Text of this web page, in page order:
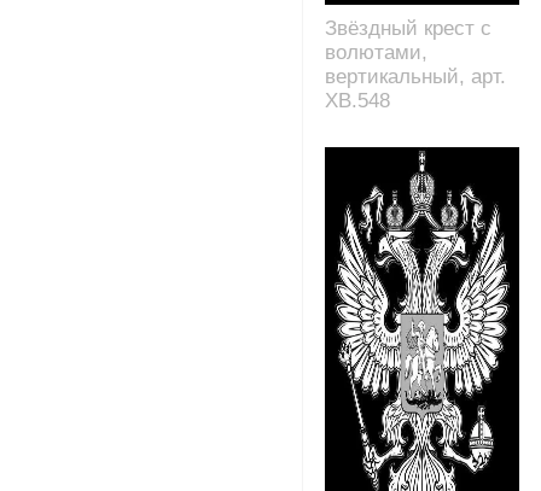
Звёздный крест с
волютами,
вертикальный, арт.
XB.548